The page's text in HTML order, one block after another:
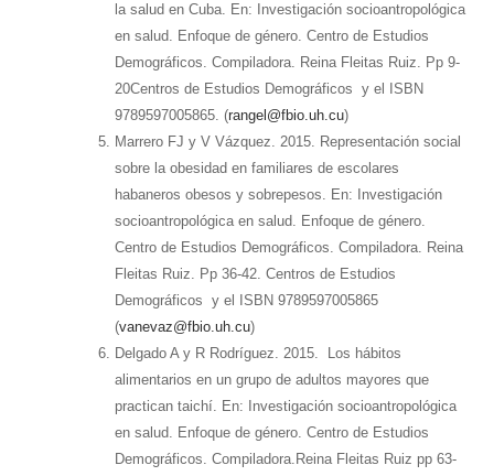
la salud en Cuba. En: Investigación socioantropológica
en salud. Enfoque de género. Centro de Estudios
Demográficos. Compiladora. Reina Fleitas Ruiz. Pp 9-
20Centros de Estudios Demográficos y el ISBN
9789597005865. (rangel@fbio.uh.cu)
Marrero FJ y V Vázquez. 2015. Representación social
sobre la obesidad en familiares de escolares
habaneros obesos y sobrepesos. En: Investigación
socioantropológica en salud. Enfoque de género.
Centro de Estudios Demográficos. Compiladora. Reina
Fleitas Ruiz. Pp 36-42. Centros de Estudios
Demográficos y el ISBN 9789597005865
(vanevaz@fbio.uh.cu)
Delgado A y R Rodríguez. 2015. Los hábitos
alimentarios en un grupo de adultos mayores que
practican taichí. En: Investigación socioantropológica
en salud. Enfoque de género. Centro de Estudios
Demográficos. Compiladora.Reina Fleitas Ruiz pp 63-